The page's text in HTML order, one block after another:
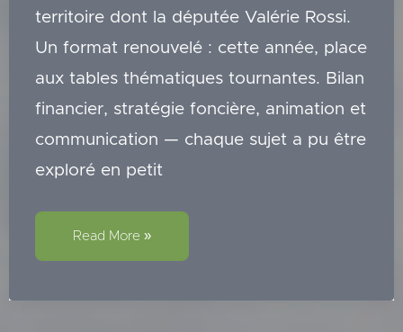
territoire dont la députée Valérie Rossi.
Un format renouvelé : cette année, place
aux tables thématiques tournantes. Bilan
financier, stratégie foncière, animation et
communication — chaque sujet a pu être
exploré en petit
Notre
2026
Read More »